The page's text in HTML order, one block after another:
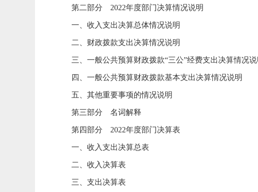
第二部分 2022年度部门决算情况说明
一、收入支出决算总体情况说明
二、财政拨款支出决算情况说明
三、一般公共预算财政拨款“三公”经费支出决算情况说
四、一般公共预算财政拨款基本支出决算情况说明
五、其他重要事项的情况说明
第三部分 名词解释
第四部分 2022年度部门决算表
一、收入支出决算总表
二、收入决算表
三、支出决算表